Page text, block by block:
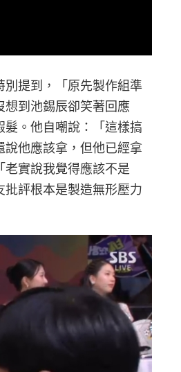
提到，「原先製作組準
想到池錫辰卻笑著回應
髮。他自嘲說：「這樣搞
他應該拿，但他已經拿
實說我覺得應該不是
評根本是製造無形壓力